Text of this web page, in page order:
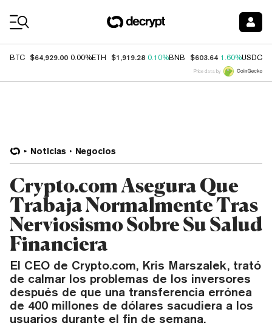
BTC $64,929.00 0.00%ETH $1,919.28 0.10%BNB $603.64 1.60%USDC
Price data by
Noticias Negocios
Crypto.com Asegura Que
Trabaja Normalmente Tras
Nerviosismo Sobre Su Salud
Financiera
El CEO de Crypto.com, Kris Marszalek, trató
de calmar los problemas de los inversores
después de que una transferencia errónea
de 400 millones de dólares sacudiera a los
usuarios durante el fin de semana.